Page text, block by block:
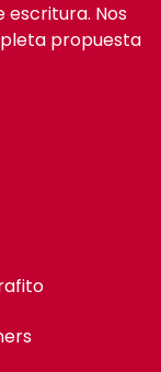
escritura. Nos
propuesta